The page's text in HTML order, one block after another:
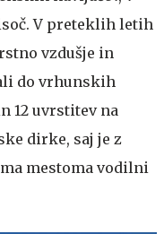
V preteklih letih
vzdušje in
do vrhunskih
12 uvrstitev na
dirke, saj je z
mestoma vodilni